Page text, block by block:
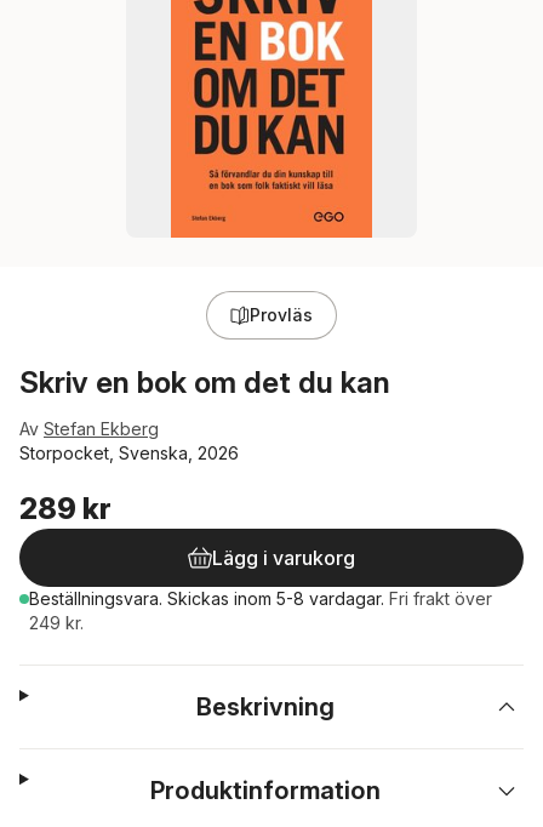
Provläs
Skriv en bok om det du kan
Av Stefan Ekberg
Storpocket, Svenska, 2026
289 kr
Lägg i varukorg
Beställningsvara. Skickas inom 5-8 vardagar. Fri frakt över
249 kr.
Beskrivning
Produktinformation